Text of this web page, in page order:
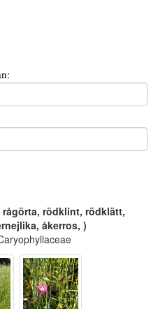
rödklint, rödklätt,
åkerros, )